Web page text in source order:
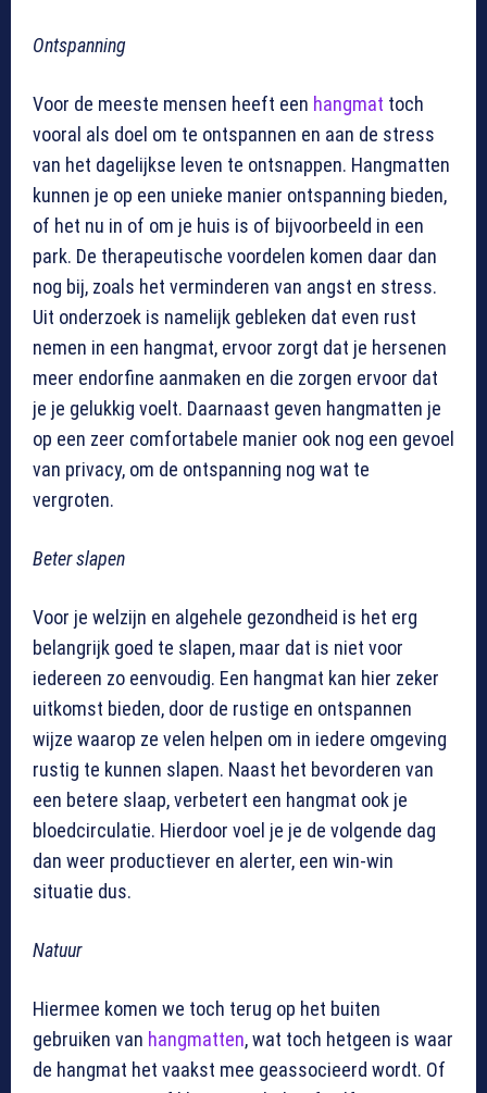
Ontspanning
Voor de meeste mensen heeft een hangmat toch
vooral als doel om te ontspannen en aan de stress
van het dagelijkse leven te ontsnappen. Hangmatten
kunnen je op een unieke manier ontspanning bieden,
of het nu in of om je huis is of bijvoorbeeld in een
park. De therapeutische voordelen komen daar dan
nog bij, zoals het verminderen van angst en stress.
Uit onderzoek is namelijk gebleken dat even rust
nemen in een hangmat, ervoor zorgt dat je hersenen
meer endorfine aanmaken en die zorgen ervoor dat
je je gelukkig voelt. Daarnaast geven hangmatten je
op een zeer comfortabele manier ook nog een gevoel
van privacy, om de ontspanning nog wat te
vergroten.
Beter slapen
Voor je welzijn en algehele gezondheid is het erg
belangrijk goed te slapen, maar dat is niet voor
iedereen zo eenvoudig. Een hangmat kan hier zeker
uitkomst bieden, door de rustige en ontspannen
wijze waarop ze velen helpen om in iedere omgeving
rustig te kunnen slapen. Naast het bevorderen van
een betere slaap, verbetert een hangmat ook je
bloedcirculatie. Hierdoor voel je je de volgende dag
dan weer productiever en alerter, een win-win
situatie dus.
Natuur
Hiermee komen we toch terug op het buiten
gebruiken van hangmatten, wat toch hetgeen is waar
de hangmat het vaakst mee geassocieerd wordt. Of